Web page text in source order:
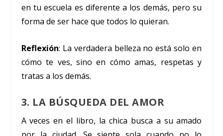
en tu escuela es diferente a los demás, pero su
forma de ser hace que todos lo quieran.
Reflexión: La verdadera belleza no está solo en
cómo te ves, sino en cómo amas, respetas y
tratas a los demás.
3. LA BÚSQUEDA DEL AMOR
A veces en el libro, la chica busca a su amado